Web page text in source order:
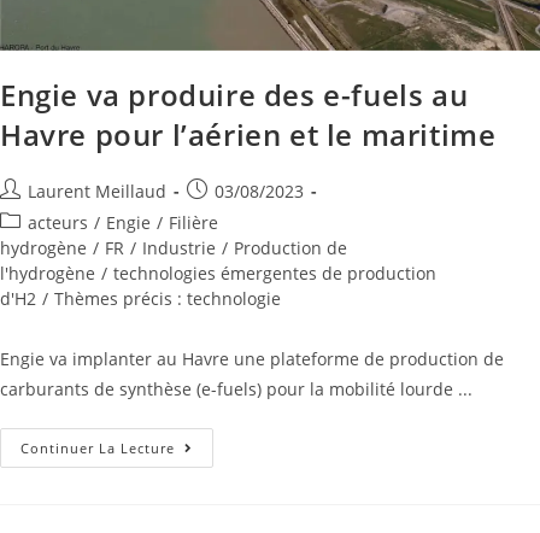
Engie va produire des e-fuels au
Havre pour l’aérien et le maritime
Laurent Meillaud
03/08/2023
acteurs / Engie / Filière
hydrogène / FR / Industrie / Production de
l'hydrogène / technologies émergentes de production
d'H2 / Thèmes précis : technologie
Engie va implanter au Havre une plateforme de production de
carburants de synthèse (e-fuels) pour la mobilité lourde ...
Continuer La Lecture